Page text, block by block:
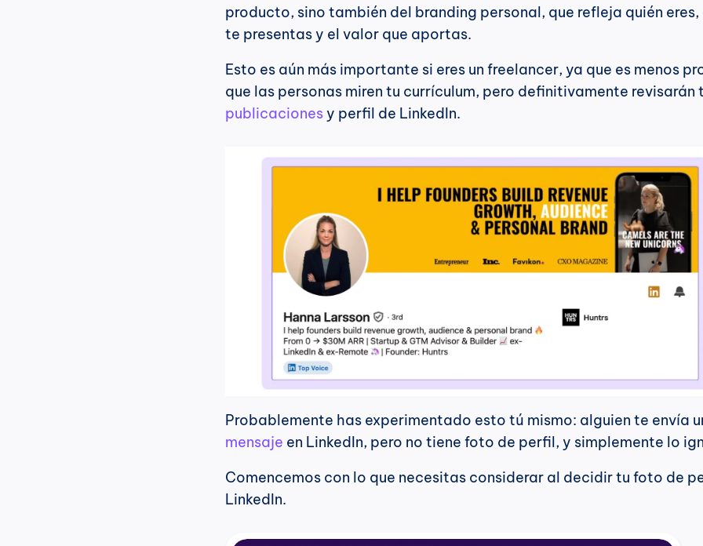
producto, sino también del branding personal, que refleja quién
te presentas y el valor que aportas.
Esto es aún más importante si eres un freelancer, ya que es menos
publicaciones y perfil de LinkedIn.
mensaje en LinkedIn, pero no tiene foto de perfil, y simplemente lo
Comencemos con lo que necesitas considerar al decidir tu foto de
LinkedIn.